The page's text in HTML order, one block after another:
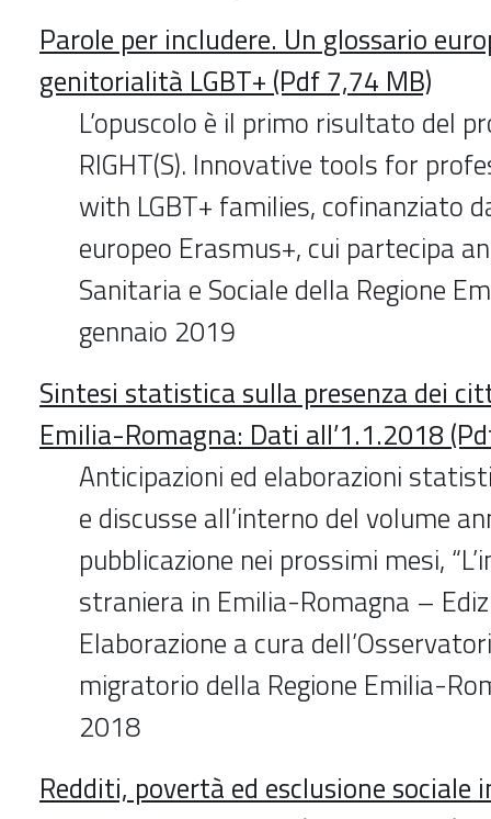
Parole per includere. Un glossario
genitorialità LGBT+ (Pdf 7,74 MB)
L’opuscolo è il primo risultato del
RIGHT(S). Innovative tools for
with LGBT+ families, cofinanziato
europeo Erasmus+, cui partecipa
Sanitaria e Sociale della Regione
gennaio 2019
Sintesi statistica sulla presenza dei
Emilia-Romagna: Dati all’1.1.2018
Anticipazioni ed elaborazioni
e discusse all’interno del volume
pubblicazione nei prossimi mesi,
straniera in Emilia-Romagna –
Elaborazione a cura
migratorio della Regione Emilia-
2018
Redditi, povertà ed esclusione sociale